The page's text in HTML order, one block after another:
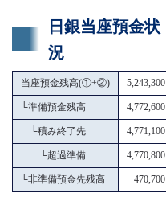
日銀当座預金状
況
当座預金残高(①+②) 5,243,300
└準備預金残高 4,772,600
└積み終了先 4,771,100
└超過準備 4,770,800
└非準備預金先残高 470,700